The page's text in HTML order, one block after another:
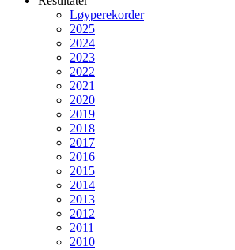
Løyperekorder
2025
2024
2023
2022
2021
2020
2019
2018
2017
2016
2015
2014
2013
2012
2011
2010